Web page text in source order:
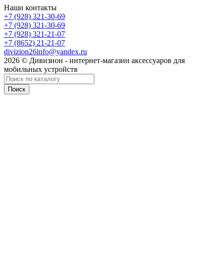
Наши контакты
+7 (928) 321-30-69
+7 (928) 321-30-69
+7 (928) 321-21-07
+7 (8652) 21-21-07
divizion26info@yandex.ru
2026 © Дивизион - интернет-магазин аксессуаров для
мобильных устройств
Поиск